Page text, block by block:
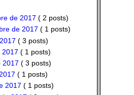
de 2017 ( 2 posts)
de 2017 ( 1 posts)
( 3 posts)
2017 ( 1 posts)
2017 ( 3 posts)
( 1 posts)
2017 ( 1 posts)